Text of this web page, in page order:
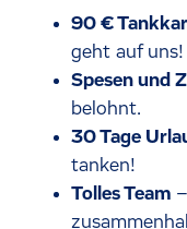
90 €
geht auf uns!
Spesen und
belohnt.
30 Tage
tanken!
Tolles Team